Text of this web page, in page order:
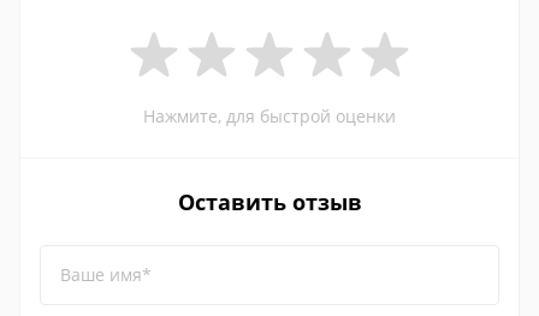
Нажмите, для быстрой оценки
Оставить отзыв
Ваше имя*